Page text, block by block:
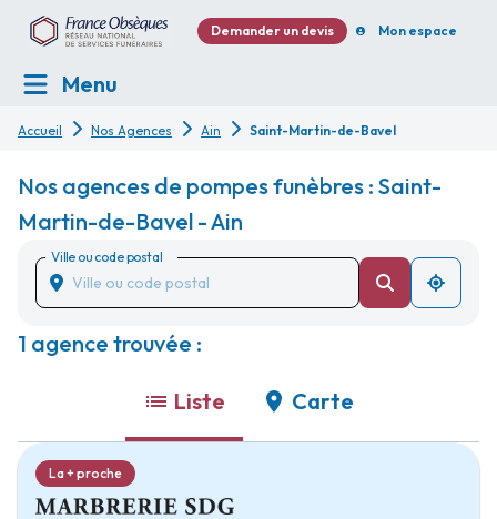
Demander un devis Mon espace
Menu
Accueil Nos Agences Ain Saint-Martin-de-Bavel
Nos agences de pompes funèbres : Saint-
Martin-de-Bavel - Ain
Ville ou code postal
1 agence trouvée :
Liste Carte
La + proche